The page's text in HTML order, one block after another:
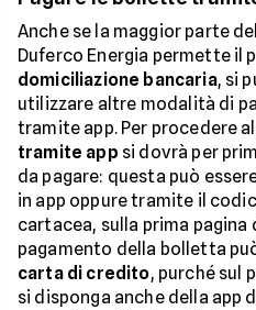
Anche se la maggior parte
Duferco Energia permette
domiciliazione bancaria, si
utilizzare altre modalità di
tramite app. Per procedere al
tramite app si dovrà per
da pagare: questa può
in app oppure tramite il
cartacea, sulla prima pagina
pagamento della bolletta
carta di credito, purché sul
si disponga anche della app